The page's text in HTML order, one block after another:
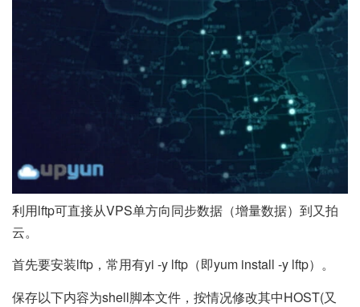
利用lftp可直接从VPS单方向同步数据（增量数据）到又拍
云。
首先要安装lftp，常用有yi -y lftp（即yum install -y lftp）。
保存以下内容为shell脚本文件，按情况修改其中HOST(又